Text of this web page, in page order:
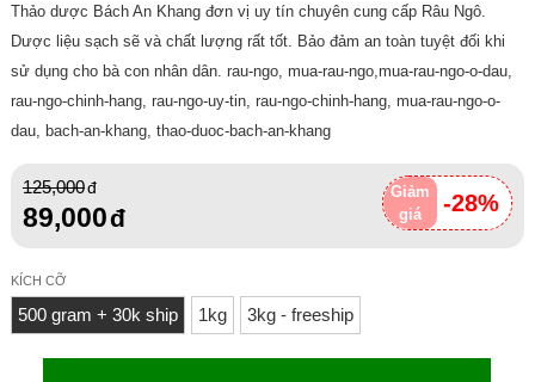
Thảo dược Bách An Khang đơn vị uy tín chuyên cung cấp Râu Ngô.
Dược liệu sạch sẽ và chất lượng rất tốt. Bảo đảm an toàn tuyệt đối khi
sử dụng cho bà con nhân dân. rau-ngo, mua-rau-ngo,mua-rau-ngo-o-dau,
rau-ngo-chinh-hang, rau-ngo-uy-tin, rau-ngo-chinh-hang, mua-rau-ngo-o-
dau, bach-an-khang, thao-duoc-bach-an-khang
Giảm
giá
-28%
125,000
89,000
KÍCH CỠ
500 gram + 30k ship 1kg 3kg - freeship